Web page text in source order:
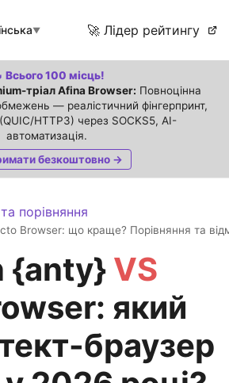
▼ 🚀 Лідер рейтингу
Всього 100 місць!
тріал Afina Browser: Повноцінна
— реалістичний фінгерпринт,
HTTP3) через SOCKS5, AI-
автоматизація.
безкоштовно →
порівняння
Browser: що краще? Порівняння та
{anty} VS
який
браузер